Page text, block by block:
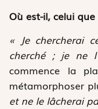
Où est-il, celui
« Je chercherai
cherché ; je ne
commence la
métamorphoser
et ne le lâcherai